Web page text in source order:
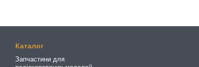
Каталог
Запчастини для